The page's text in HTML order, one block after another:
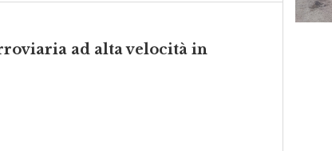
ad alta velocità in